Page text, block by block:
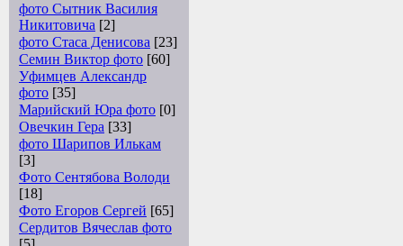
фото Сытник Василия
Никитовича [2]
фото Стаса Денисова [23]
Семин Виктор фото [60]
Уфимцев Александр
фото [35]
Марийский Юра фото [0]
Овечкин Гера [33]
фото Шарипов Илькам
[3]
Фото Сентябова Володи
[18]
Фото Егоров Сергей [65]
Сердитов Вячеслав фото